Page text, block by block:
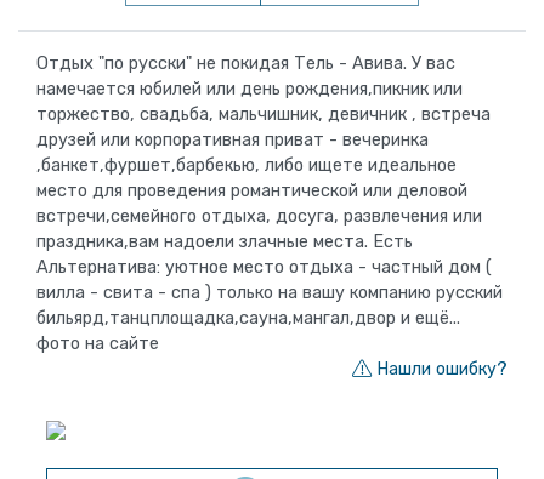
Отдых "по русски" не покидая Тель - Авива. У вас
намечается юбилей или день рождения,пикник или
торжество, свадьба, мальчишник, девичник , встреча
друзей или корпоративная приват - вечеринка
,банкет,фуршет,барбекью, либо ищете идеальное
место для проведения романтической или деловой
встречи,семейного отдыха, досуга, развлечения или
праздника,вам надоели злачные места. Есть
Альтернатива: уютное место отдыха - частный дом (
вилла - свита - спа ) только на вашу компанию русский
бильярд,танцплощадка,сауна,мангал,двор и ещё...
фото на сайте
Нашли ошибку?